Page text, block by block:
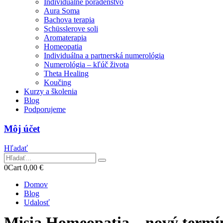
Individuálne poradenstvo
Aura Soma
Bachova terapia
Schüsslerove soli
Aromaterapia
Homeopatia
Individuálna a partnerská numerológia
Numerológia – kľúč života
Theta Healing
Koučing
Kurzy a školenia
Blog
Podporujeme
Môj účet
Hľadať
0Cart 0,00 €
Domov
Blog
Udalosť